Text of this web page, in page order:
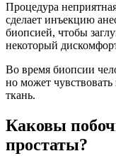
Процедура
сделает инъекцию
биопсией, чтобы
некоторый
Во время биопсии
но может
ткань.
Каковы
простаты?